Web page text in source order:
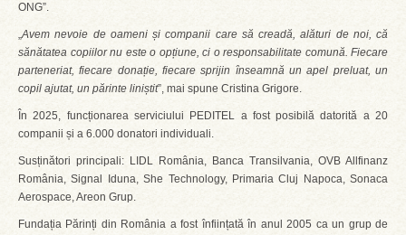
ONG”.
„Avem nevoie de oameni și companii care să creadă, alături de noi, că
sănătatea copiilor nu este o opțiune, ci o responsabilitate comună. Fiecare
parteneriat, fiecare donație, fiecare sprijin înseamnă un apel preluat, un
copil ajutat, un părinte liniștit”, mai spune Cristina Grigore.
În 2025, funcționarea serviciului PEDITEL a fost posibilă datorită a 20
companii și a 6.000 donatori individuali.
Susținători principali: LIDL România, Banca Transilvania, OVB Allfinanz
România, Signal Iduna, She Technology, Primaria Cluj Napoca, Sonaca
Aerospace, Areon Grup.
Fundația Părinți din România a fost înființată în anul 2005 ca un grup de